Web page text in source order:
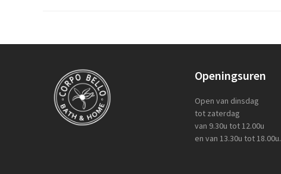
Openingsuren
Open van dinsdag
tot zaterdag
van 9.30u tot 12.00u
en van 13.30u tot 18.00u.